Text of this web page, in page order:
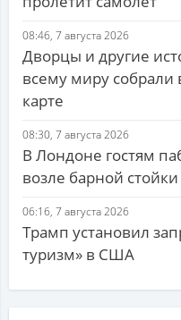
08:46, 7 августа 2026
Дворцы и другие
всему миру собрали
карте
08:30, 7 августа 2026
В Лондоне гостям
возле барной стойки
06:16, 7 августа 2026
Трамп установил
туризм» в США